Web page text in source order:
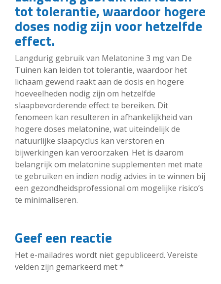
tot tolerantie, waardoor hogere
doses nodig zijn voor hetzelfde
effect.
Langdurig gebruik van Melatonine 3 mg van De
Tuinen kan leiden tot tolerantie, waardoor het
lichaam gewend raakt aan de dosis en hogere
hoeveelheden nodig zijn om hetzelfde
slaapbevorderende effect te bereiken. Dit
fenomeen kan resulteren in afhankelijkheid van
hogere doses melatonine, wat uiteindelijk de
natuurlijke slaapcyclus kan verstoren en
bijwerkingen kan veroorzaken. Het is daarom
belangrijk om melatonine supplementen met mate
te gebruiken en indien nodig advies in te winnen bij
een gezondheidsprofessional om mogelijke risico’s
te minimaliseren.
Geef een reactie
Het e-mailadres wordt niet gepubliceerd. Vereiste
velden zijn gemarkeerd met*